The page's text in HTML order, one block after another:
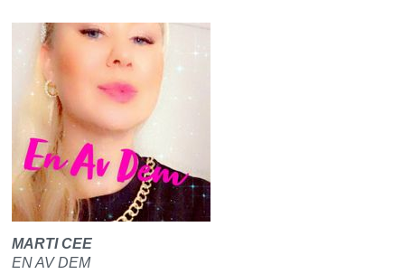
MARTI CEE
EN AV DEM